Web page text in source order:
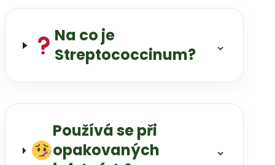
Na co je
Streptococcinum?
⌄
Používá se při
opakovaných
⌄